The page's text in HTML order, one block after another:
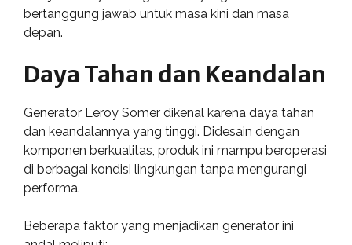
bertanggung jawab untuk masa kini dan masa
depan.
Daya Tahan dan Keandalan
Generator Leroy Somer dikenal karena daya tahan
dan keandalannya yang tinggi. Didesain dengan
komponen berkualitas, produk ini mampu beroperasi
di berbagai kondisi lingkungan tanpa mengurangi
performa.
Beberapa faktor yang menjadikan generator ini